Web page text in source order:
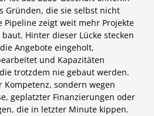
Gründen, die sie selbst nicht
Pipeline zeigt weit mehr Projekte
Hinter dieser Lücke stecken
Angebote eingeholt,
und Kapazitäten
trotzdem nie gebaut werden.
sondern wegen
geplatzter Finanzierungen oder
die in letzter Minute kippen.